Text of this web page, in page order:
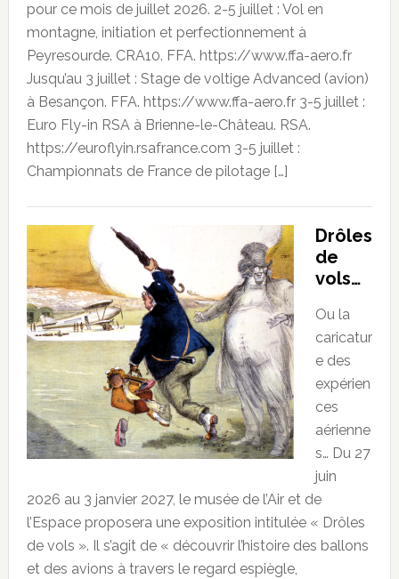
pour ce mois de juillet 2026. 2-5 juillet : Vol en
montagne, initiation et perfectionnement à
Peyresourde. CRA10. FFA. https://www.ffa-aero.fr
Jusqu’au 3 juillet : Stage de voltige Advanced (avion)
à Besançon. FFA. https://www.ffa-aero.fr 3-5 juillet :
Euro Fly-in RSA à Brienne-le-Château. RSA.
https://euroflyin.rsafrance.com 3-5 juillet :
Championnats de France de pilotage […]
Drôles
de
vols…
Ou la
caricatur
e des
expérien
ces
aérienne
s… Du 27
juin
2026 au 3 janvier 2027, le musée de l’Air et de
l’Espace proposera une exposition intitulée « Drôles
de vols ». Il s’agit de « découvrir l’histoire des ballons
et des avions à travers le regard espiègle,